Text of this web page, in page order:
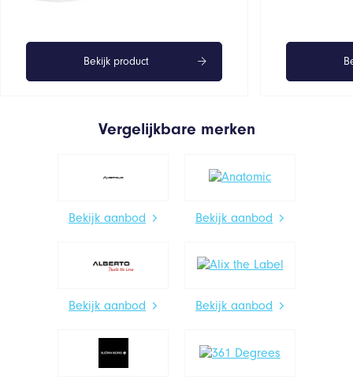
Bekijk product
Vergelijkbare merken
Bekijk aanbod Bekijk aanbod
Bekijk aanbod Bekijk aanbod